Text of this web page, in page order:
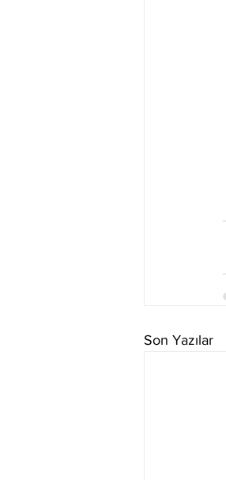
Son Yazılar